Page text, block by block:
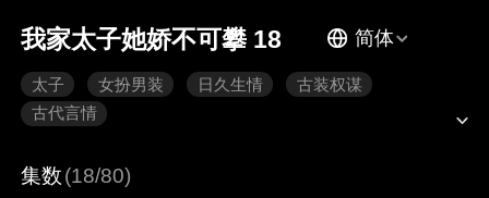
我家太子她娇不可攀 18 简体
太子 女扮男装 日久生情
古装权谋
古代言情
集数(18/80)